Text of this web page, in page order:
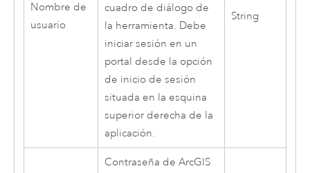
Nombre de
usuario
cuadro de diálogo de
la herramienta. Debe
iniciar sesión en un
portal desde la opción
de inicio de sesión
situada en la esquina
superior derecha de la
aplicación.
String
Contraseña de ArcGIS